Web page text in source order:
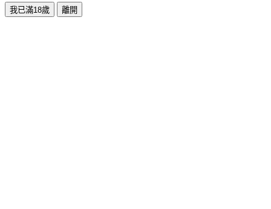
我已滿18歲 離開